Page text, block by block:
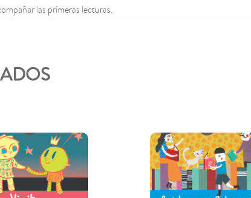
las primeras lecturas.